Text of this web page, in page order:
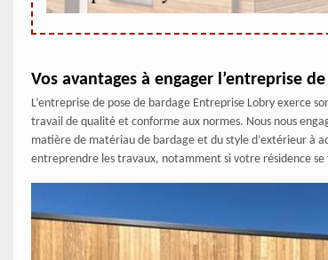
Vos avantages à engager l’entreprise
L’entreprise de pose de bardage Entreprise Lobry exerce
travail de qualité et conforme aux normes. Nous nous
matière de matériau de bardage et du style d’extérieur à
entreprendre les travaux, notamment si votre résidence